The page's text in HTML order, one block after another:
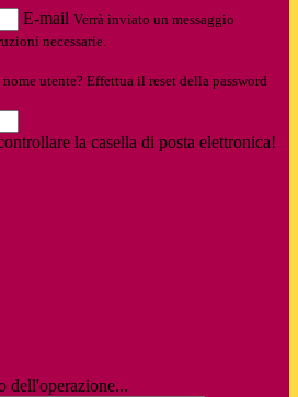
E-mail Verrà inviato un messaggio
necessarie.
utente? Effettua il reset della password
la casella di posta elettronica!
dell'operazione...